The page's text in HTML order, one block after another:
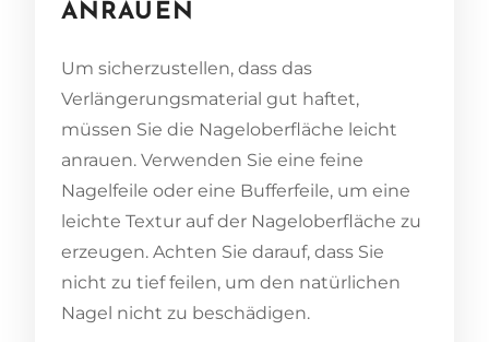
ANRAUEN
Um sicherzustellen, dass das
Verlängerungsmaterial gut haftet,
müssen Sie die Nageloberfläche leicht
anrauen. Verwenden Sie eine feine
Nagelfeile oder eine Bufferfeile, um eine
leichte Textur auf der Nageloberfläche zu
erzeugen. Achten Sie darauf, dass Sie
nicht zu tief feilen, um den natürlichen
Nagel nicht zu beschädigen.